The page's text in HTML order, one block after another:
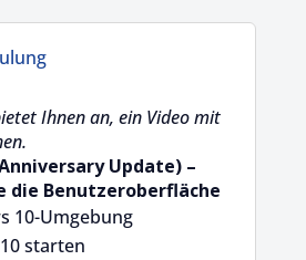
Ihnen an, ein Video mit
Update) –
die Benutzeroberfläche
10-Umgebung
starten